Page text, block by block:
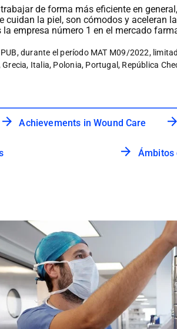
de forma más eficiente en
la piel, son cómodos y aceleran
empresa número 1 en el mercado
durante el período MAT M09/2022,
Italia, Polonia, Portugal, República
Achievements in Wound Care
Ámbitos